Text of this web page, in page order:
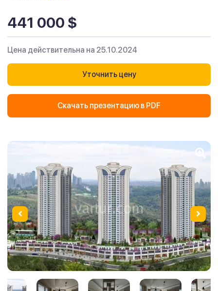
441 000 $
Цена действительна на 25.10.2024
Уточнить цену
Скачать презентацию в PDF